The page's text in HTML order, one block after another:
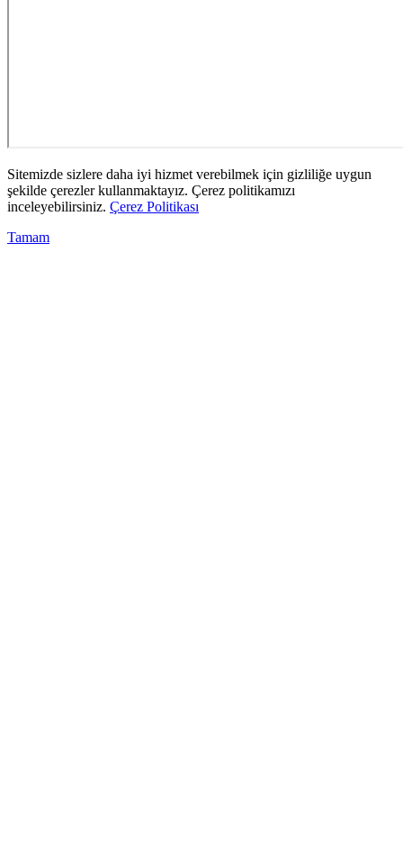
Sitemizde sizlere daha iyi hizmet verebilmek için gizliliğe uygun
şekilde çerezler kullanmaktayız. Çerez politikamızı
inceleyebilirsiniz. Çerez Politikası
Tamam